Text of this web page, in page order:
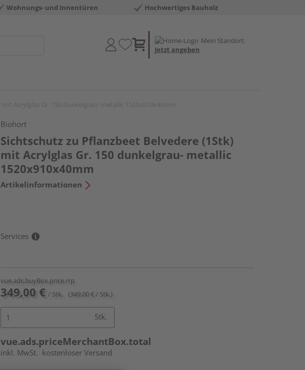
Wohnungs- und Innentüren Hochwertiges Bauholz
Mein Standort:
Jetzt angeben
Biohort
Sichtschutz zu Pflanzbeet Belvedere (1Stk)
mit Acrylglas Gr. 150 dunkelgrau- metallic
1520x910x40mm
Artikelinformationen
Services
vue.ads.buyBox.price.rrp
349,00 € / Stk. (349,00 € / Stk.)
Stk.
vue.ads.priceMerchantBox.total
inkl. MwSt. kostenloser Versand